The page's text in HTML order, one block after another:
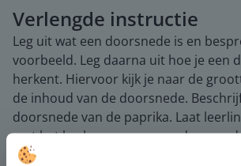
Verlengde instructie
Leg uit wat een doorsnede is en
voorbeeld. Leg daarna uit hoe je een
herkent. Hiervoor kijk je naar de
de inhoud van de doorsnede.
doorsnede van de paprika. Laat
met het herkennen van een